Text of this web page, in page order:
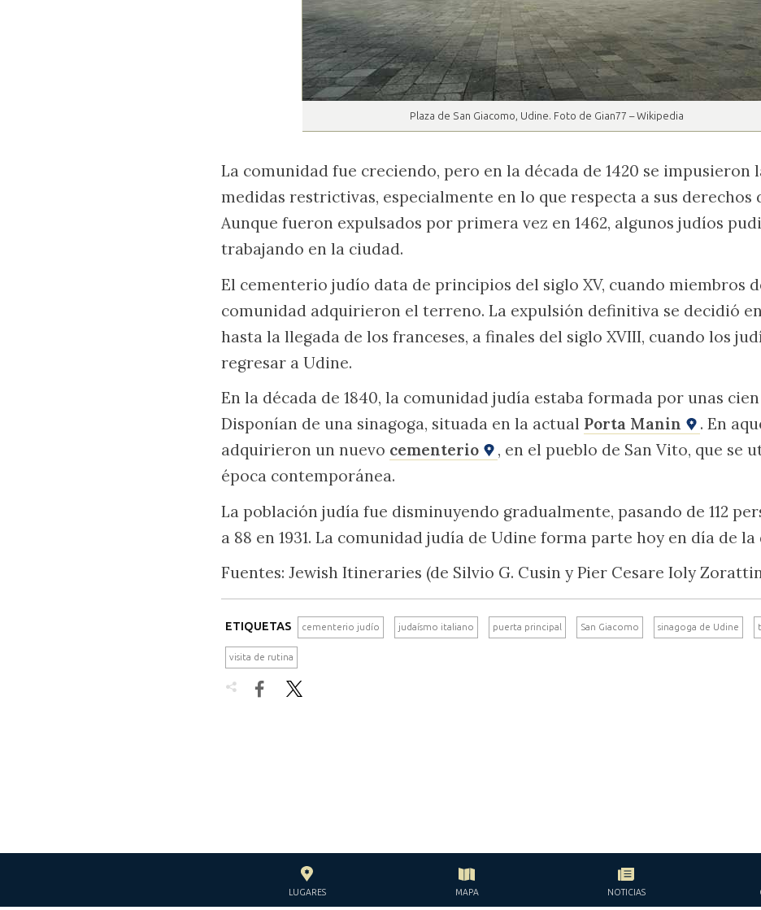
Plaza de San Giacomo, Udine. Foto de Gian77 – Wikipedia
La comunidad fue creciendo, pero en la década de 1420 se impusieron
medidas restrictivas, especialmente en lo que respecta a sus derechos
Aunque fueron expulsados por primera vez en 1462, algunos judíos
trabajando en la ciudad.
El cementerio judío data de principios del siglo XV, cuando miembros
comunidad adquirieron el terreno. La expulsión definitiva se decidió en
hasta la llegada de los franceses, a finales del siglo XVIII, cuando los
regresar a Udine.
En la década de 1840, la comunidad judía estaba formada por unas
Disponían de una sinagoga, situada en la actual Porta Manin
. En
adquirieron un nuevo cementerio
, en el pueblo de San Vito, que se
época contemporánea.
La población judía fue disminuyendo gradualmente, pasando de 112
a 88 en 1931. La comunidad judía de Udine forma parte hoy en día de la
Fuentes: Jewish Itineraries (de Silvio G. Cusin y Pier Cesare Ioly
ETIQUETAS cementerio judío judaísmo italiano puerta principal San Giacomo sinagoga de Udine
visita de rutina
 
LUGARES MAPA NOTICIAS